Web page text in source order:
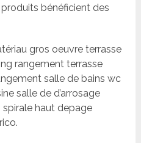
bénéficient des
gros oeuvre terrasse
rangement terrasse
salle de bains wc
salle de d’arrosage
haut depage